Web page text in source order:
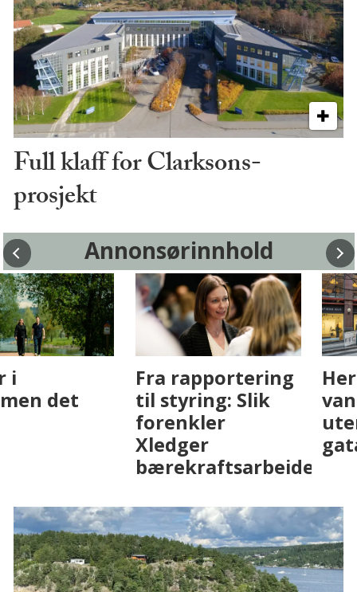
Full klaff for Clarksons-
prosjekt
Annonsørinnhold
Fenistra endrer
eiendomsbransjen
med AI. Slik ser vi
Det er i
Drammen det
skjer